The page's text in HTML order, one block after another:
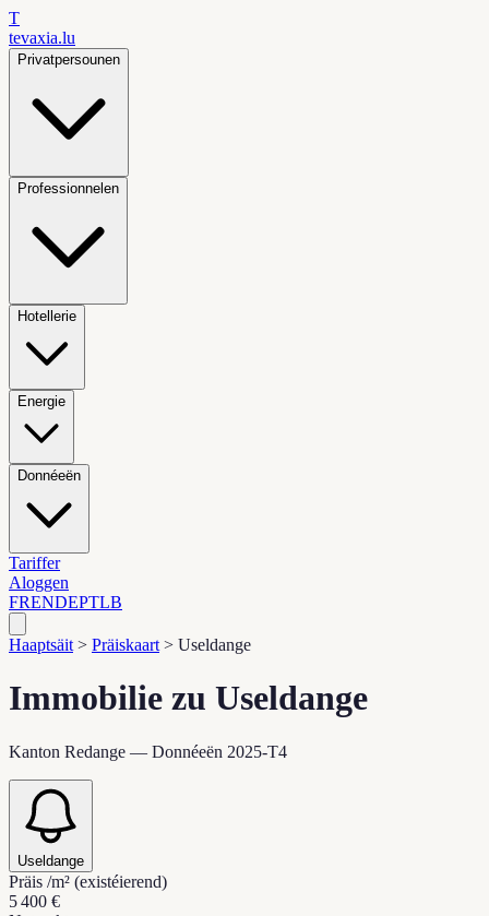
T
tevaxia.lu
Privatpersounen
Professionnelen
Hotellerie
Energie
Donnéeën
Tariffer
Aloggen
FRENDEPTLB
Haaptsäit > Präiskaart > Useldange
Immobilie zu Useldange
Kanton Redange — Donnéeën 2025-T4
Useldange
Präis /m² (existéierend)
5 400 €